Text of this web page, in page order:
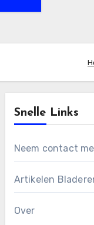
Snelle Links
Neem contact
Artikelen
Over